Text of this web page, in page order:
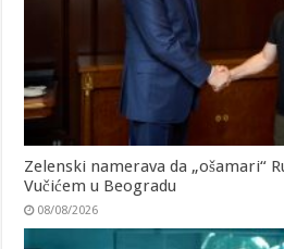
Zelenski namerava da „ošamari“
Vučićem u Beogradu
08/08/2026